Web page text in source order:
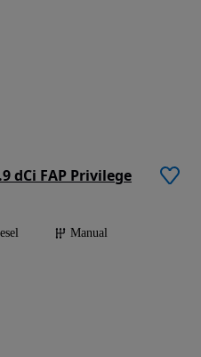
dCi FAP Privilege
Manual